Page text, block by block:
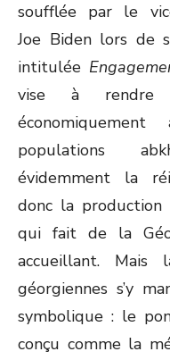
soufflée par le
Joe Biden lors de
intitulée
vise à rendre
populations
évidemment la
donc la production
qui fait de la
accueillant. Mais
géorgiennes s’y
symbolique : le
conçu comme la